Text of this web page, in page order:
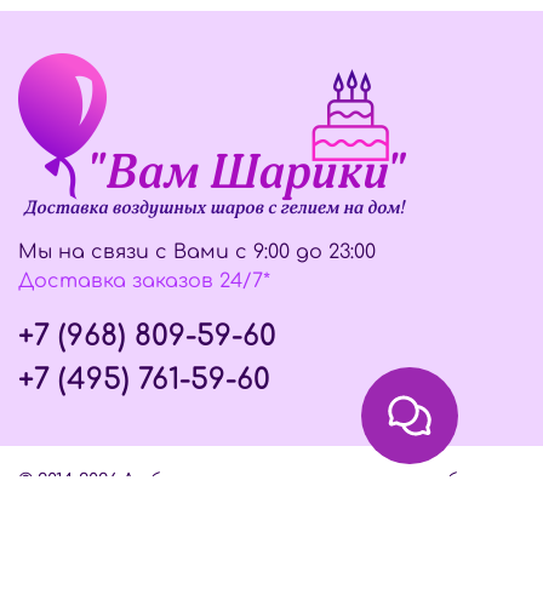
Мы на связи с Вами с 9:00 до 23:00
Доставка заказов 24/7*
+7 (968) 809-59-60
+7 (495) 761-59-60
© 2014-2026 Любое использование контента без